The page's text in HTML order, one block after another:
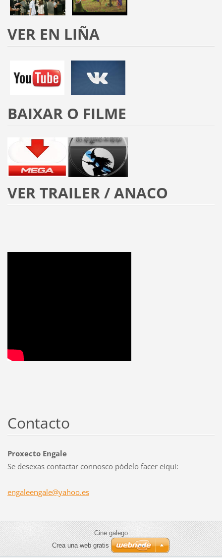
VER EN LIÑA
BAIXAR O FILME
VERTRAILER / ANACO
Contacto
Proxecto Engale
Se desexas contactar connosco pódelo facer eiquí:
engaleengale@yahoo.es
Cine galego
Crea una web gratis